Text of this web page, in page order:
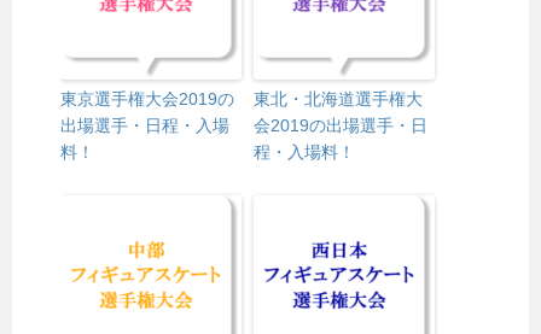
東京選手権大会2019の
出場選手・日程・入場
料！
東北・北海道選手権大
会2019の出場選手・日
程・入場料！